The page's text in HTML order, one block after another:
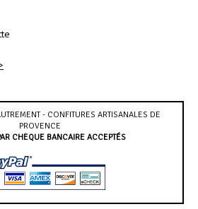
- CONFITURES ARTISANALES DE
PROVENCE
CHÈQUE BANCAIRE ACCEPTÉS